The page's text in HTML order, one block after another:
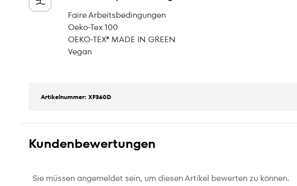
Faire Arbeitsbedingungen
Oeko-Tex 100
OEKO-TEX® MADE IN GREEN
Vegan
Artikelnummer: XF360D
Kundenbewertungen
Sie müssen angemeldet sein, um diesen Artikel bewerten zu können.